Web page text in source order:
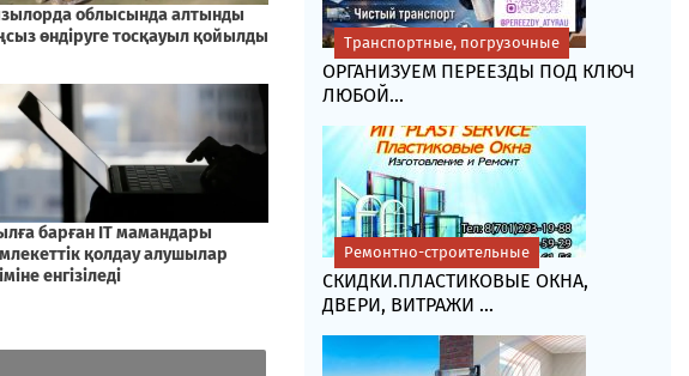
ОРГАНИЗУЕМ ПЕРЕЕЗДЫ ПОД КЛЮЧ
ЛЮБОЙ...
Транспортные, погрузочные
СКИДКИ.ПЛАСТИКОВЫЕ ОКНА,
ДВЕРИ, ВИТРАЖИ ...
Ремонтно-строительные